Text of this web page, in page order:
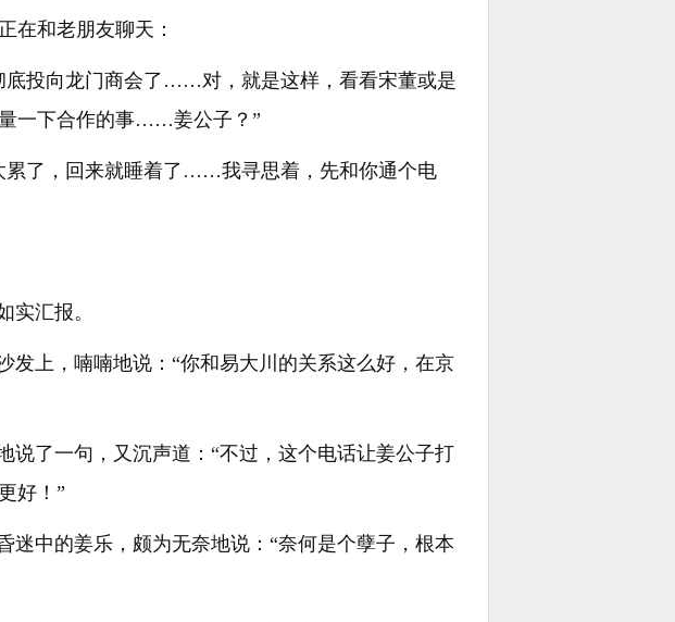
在和老朋友聊天：
底投向龙门商会了……对，就是这样，看看宋董或是
一下合作的事……姜公子？”
累了，回来就睡着了……我寻思着，先和你通个电
实汇报。
上，喃喃地说：“你和易大川的关系这么好，在京
说了一句，又沉声道：“不过，这个电话让姜公子打
好！”
迷中的姜乐，颇为无奈地说：“奈何是个孽子，根本